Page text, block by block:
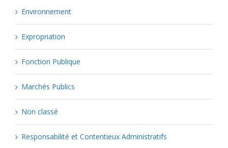
Environnement
Expropriation
Fonction Publique
Marchés Publics
Non classé
Responsabilité et Contentieux Administratifs